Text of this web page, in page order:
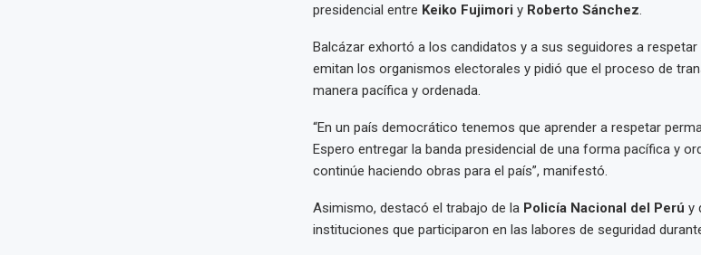
presidencial entre Keiko Fujimori y Roberto Sánchez.
Balcázar exhortó a los candidatos y a sus seguidores a
emitan los organismos electorales y pidió que el proceso de
manera pacífica y ordenada.
“En un país democrático tenemos que aprender a respetar
Espero entregar la banda presidencial de una forma pacífica y
continúe haciendo obras para el país”, manifestó.
Asimismo, destacó el trabajo de la Policía Nacional del Perú y
instituciones que participaron en las labores de seguridad